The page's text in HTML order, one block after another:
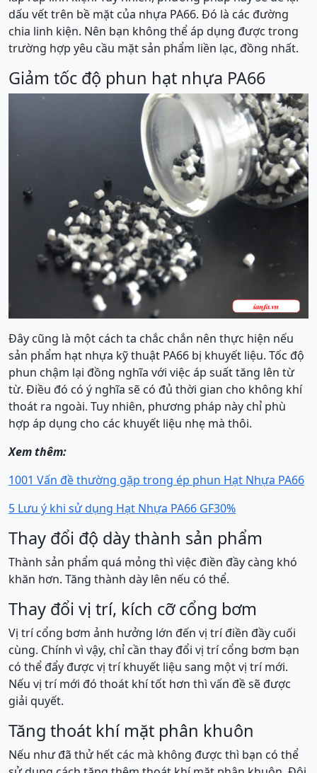
dấu vết trên bề mặt của nhựa PA66. Đó là các đường
chia linh kiện. Nên bạn không thể áp dụng được trong
trường hợp yêu cầu mặt sản phẩm liền lạc, đồng nhất.
Giảm tốc độ phun hạt nhựa PA66
Đây cũng là một cách ta chắc chắn nên thực hiện nếu
sản phẩm hạt nhựa kỹ thuật PA66 bị khuyết liệu. Tốc độ
phun chậm lại đồng nghĩa với việc áp suất tăng lên từ
từ. Điều đó có ý nghĩa sẽ có đủ thời gian cho không khí
thoát ra ngoài. Tuy nhiên, phương pháp này chỉ phù
hợp áp dụng cho các khuyết liệu nhẹ mà thôi.
Xem thêm:
1001 Vấn đề thường gặp trong ép phun Hạt Nhựa PA66
5 Lưu ý khi sử dụng Hạt Nhựa PA66 GF30%
Thay đổi độ dày thành sản phẩm
Thành sản phẩm quá mỏng thì việc điền đầy càng khó
khăn hơn. Tăng thành dày lên nếu có thể.
Thay đổi vị trí, kích cỡ cổng bơm
Vị trí cổng bơm ảnh hưởng lớn đến vị trí điền đầy cuối
cùng. Chính vì vậy, chỉ cần thay đổi vị trí cổng bơm bạn
có thể đẩy được vị trí khuyết liệu sang một vị trí mới.
Nếu vị trí mới đó thoát khí tốt hơn thì vấn đề sẽ được
giải quyết.
Tăng thoát khí mặt phân khuôn
Nếu như đã thử hết các mà không được thì bạn có thể